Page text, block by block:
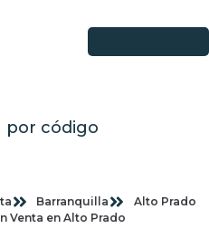
por código
Barranquilla
Alto Prado
Venta en Alto Prado